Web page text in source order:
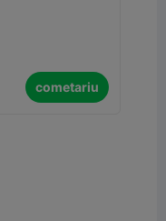
cometariu